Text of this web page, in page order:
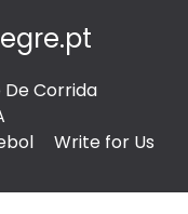
De Corrida
Write for Us